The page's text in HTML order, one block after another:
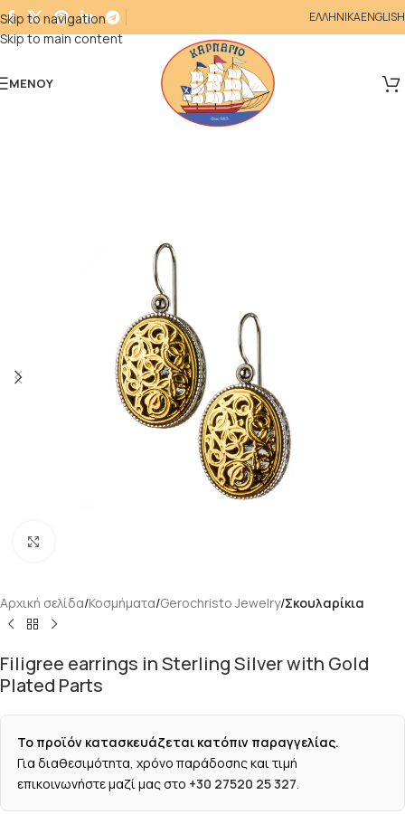
Skip to navigation
Skip to main content
ΕΛΛΗΝΙΚΑENGLISH
ΜΕΝΟΎ
Αρχική σελίδα Κοσμήματα Gerochristo Jewelry Σκουλαρίκια
Filigree earrings in Sterling Silver with Gold
Plated Parts
Το προϊόν κατασκευάζεται κατόπιν παραγγελίας.
Για διαθεσιμότητα, χρόνο παράδοσης και τιμή
επικοινωνήστε μαζί μας στο +30 27520 25 327.